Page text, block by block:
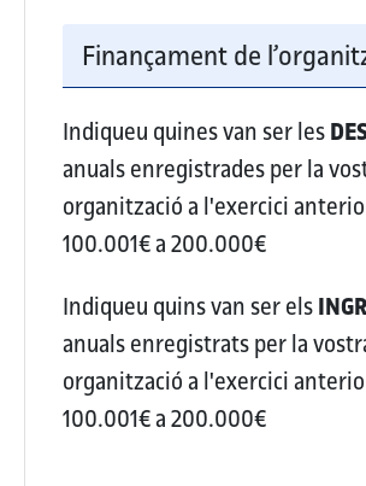
Finançament de
Indiqueu quines van ser les
anuals enregistrades per la
organització a l'exercici
100.001€ a 200.000€
Indiqueu quins van ser els
anuals enregistrats per la
organització a l'exercici
100.001€ a 200.000€